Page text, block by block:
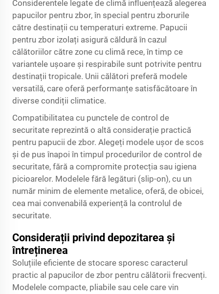
Considerentele legate de climă influențează alegerea
papucilor pentru zbor, în special pentru zborurile
către destinații cu temperaturi extreme. Papucii
pentru zbor izolați asigură căldură în cazul
călătoriilor către zone cu climă rece, în timp ce
variantele ușoare și respirabile sunt potrivite pentru
destinații tropicale. Unii călători preferă modele
versatilă, care oferă performanțe satisfăcătoare în
diverse condiții climatice.
Compatibilitatea cu punctele de control de
securitate reprezintă o altă considerație practică
pentru papucii de zbor. Alegeți modele ușor de scos
și de pus înapoi în timpul procedurilor de control de
securitate, fără a compromite protecția sau igiena
picioarelor. Modelele fără legături (slip-on), cu un
număr minim de elemente metalice, oferă, de obicei,
cea mai convenabilă experiență la controlul de
securitate.
Considerații privind depozitarea și
întreținerea
Soluțiile eficiente de stocare sporesc caracterul
practic al papucilor de zbor pentru călătorii frecvenți.
Modelele compacte, pliabile sau cele care vin